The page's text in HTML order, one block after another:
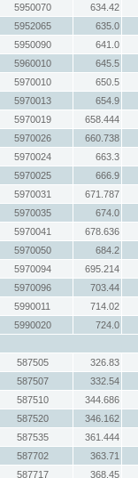
5950070
634.42
5952065
635.0
5950090
641.0
5960010
645.5
5970010
650.5
5970013
654.9
5970019
658.444
5970026
660.738
5970024
663.3
5970025
666.9
5970031
671.787
5970035
674.0
5970041
678.636
5970050
684.2
5970094
695.214
5970096
703.44
5990011
714.02
5990020
724.0
587505
326.83
587507
332.54
587510
344.686
587520
346.162
587535
361.444
587702
363.71
587717 368.45